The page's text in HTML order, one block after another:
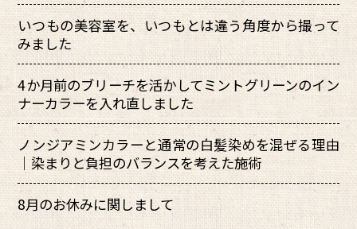
いつもの美容室を、いつもとは違う角度から撮って
みました
4か月前のブリーチを活かしてミントグリーンのイン
ナーカラーを入れ直しました
ノンジアミンカラーと通常の白髪染めを混ぜる理由
｜染まりと負担のバランスを考えた施術
8月のお休みに関しまして